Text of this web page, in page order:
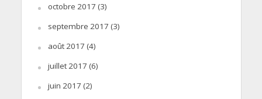
octobre 2017 (3)
septembre 2017 (3)
août 2017 (4)
juillet 2017 (6)
juin 2017 (2)